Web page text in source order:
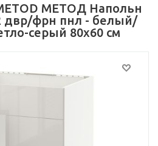
МЕТОД Напольн
двр/фрн пнл - белый/
серый 80x60 см